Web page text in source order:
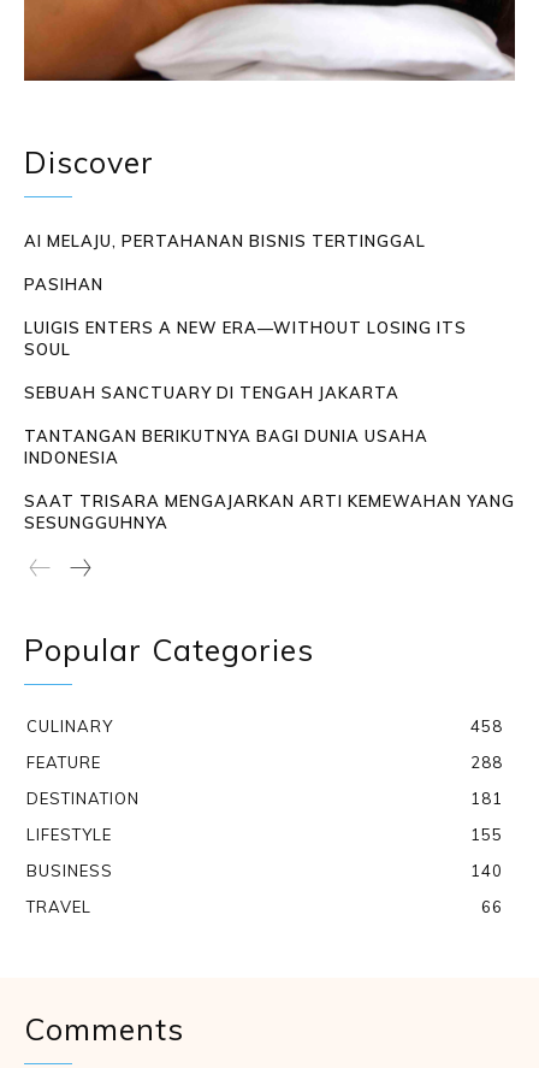
Discover
AI MELAJU, PERTAHANAN BISNIS TERTINGGAL
PASIHAN
LUIGIS ENTERS A NEW ERA—WITHOUT LOSING ITS
SOUL
SEBUAH SANCTUARY DI TENGAH JAKARTA
TANTANGAN BERIKUTNYA BAGI DUNIA USAHA
INDONESIA
SAAT TRISARA MENGAJARKAN ARTI KEMEWAHAN YANG
SESUNGGUHNYA
Popular Categories
CULINARY
458
FEATURE
288
DESTINATION
181
LIFESTYLE
155
BUSINESS
140
TRAVEL
66
Comments